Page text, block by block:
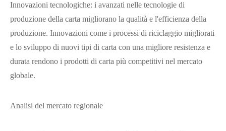
Innovazioni tecnologiche: i avanzati nelle tecnologie di
produzione della carta migliorano la qualità e l'efficienza della
produzione. Innovazioni come i processi di riciclaggio migliorati
e lo sviluppo di nuovi tipi di carta con una migliore resistenza e
durata rendono i prodotti di carta più competitivi nel mercato
globale.
Analisi del mercato regionale